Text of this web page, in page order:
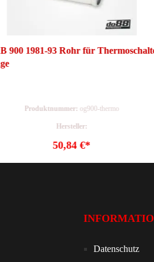
900 1981-93 Rohr für
Produktnummer: og900-thermo
Hersteller:
50,84 €*
Datenschutz